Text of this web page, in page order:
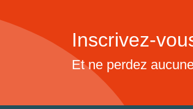
Inscrivez-
Et ne perdez